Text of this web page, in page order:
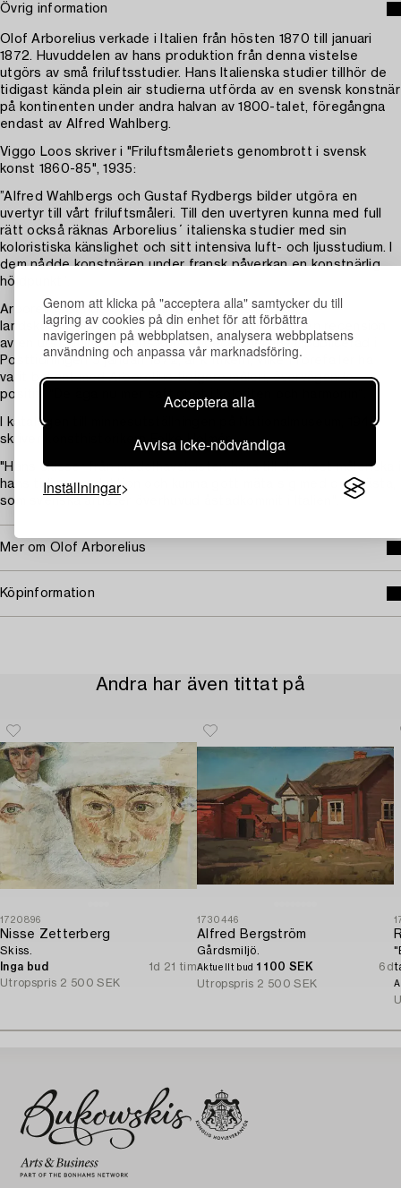
Genom att klicka på "acceptera alla" samtycker du till
lagring av cookies på din enhet för att förbättra
navigeringen på webbplatsen, analysera webbplatsens
användning och anpassa vår marknadsföring.
Acceptera alla
Avvisa icke-nödvändiga
Inställningar
Övrig information
Olof Arborelius verkade i Italien från hösten 1870 till januari
1872. Huvuddelen av hans produktion från denna vistelse
utgörs av små friluftsstudier. Hans Italienska studier tillhör de
tidigast kända plein air studierna utförda av en svensk konstnär
på kontinenten under andra halvan av 1800-talet, föregångna
endast av Alfred Wahlberg.
Viggo Loos skriver i "Friluftsmåleriets genombrott i svensk
konst 1860-85", 1935:
”Alfred Wahlbergs och Gustaf Rydbergs bilder utgöra en
uvertyr till vårt friluftsmåleri. Till den uvertyren kunna med full
rätt också räknas Arborelius´ italienska studier med sin
koloristiska känslighet och sitt intensiva luft- och ljusstudium. I
dem nådde konstnären under fransk påverkan en konstnärlig
höjdpunkt”.
Arborelius sände ett flertal av dessa italienska
landskapsstudier för att ställas ut i Stockholm. I en recension
av en utställning av hans konst i december 1871, publicerad i
Posttidningen 3 januari 1872, är kritikern, vilken förefaller ha
varit bekant med Arborelius tidigare måleri, övervägande
positiv: "De äga nu mer saftighet i koloriten och harmonin”.
I katalogen till minnesutställningen på Nationalmuseum, 1943
skriver konsthistorikern Folke Holmér:
"Hans skisser från medelhavskusten höra till de mest måleriska i
hans tidiga produktion och kunna gott mäta sig med det bästa,
som svenska artister överhuvud åstadkommit i Italien".
Mer om Olof Arborelius
Köpinformation
Andra har även tittat på
1720896
Nisse Zetterberg
Skiss.
Inga bud
1d 21 tim
Utropspris 2 500 SEK
1730446
Alfred Bergström
Gårdsmiljö.
Aktuellt bud 1 100 SEK
6d
Utropspris 2 500 SEK